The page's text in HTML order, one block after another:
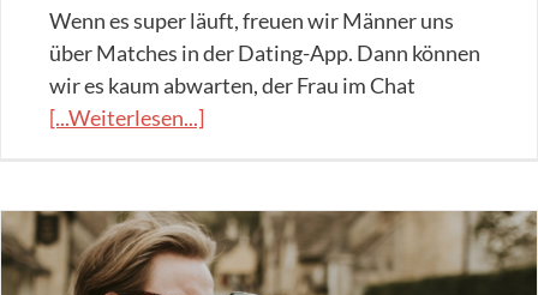
Wenn es super läuft, freuen wir Männer uns
über Matches in der Dating-App. Dann können
wir es kaum abwarten, der Frau im Chat
[...Weiterlesen...]